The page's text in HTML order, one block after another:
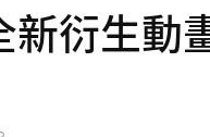
衍生動